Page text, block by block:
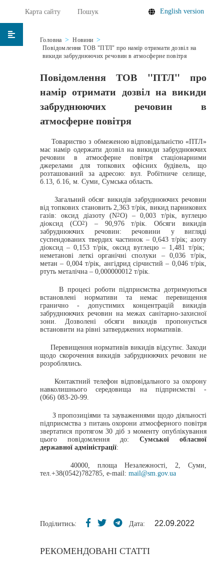
Карта сайту Пошук English version
Головна
Новини
Повідомлення ТОВ "ПТЛ" про намір отримати дозвіл на
викиди забруднюючих речовин в атмосферне повітря
Повідомлення ТОВ "ПТЛ" про
намір отримати дозвіл на викиди
забруднюючих речовин в
атмосферне повітря
Товариство з обмеженою відповідальністю «ПТЛ»
має намір одержати дозвіл на викиди забруднюючих
речовин в атмосферне повітря стаціонарними
джерелами для топкових офісних будівель, що
розташований за адресою: вул. Робітниче селище,
б.13, б.16, м. Суми, Сумська область.
Загальний обсяг викидів забруднюючих речовин
від топкових становить 2,363 т/рік, викид парникових
газів: оксид діазоту (N2O) – 0,003 т/рік, вуглецю
діоксид (СО2) – 90,976 т/рік. Обсяги викидів
забруднюючих речовин: речовини у вигляді
суспендованих твердих частинок – 0,643 т/рік; азоту
діоксид – 0,153 т/рік, оксид вуглецю – 1,481 т/рік;
неметанові леткі органічні сполуки – 0,036 т/рік,
метан – 0,004 т/рік, ангідрид сірчистий – 0,046 т/рік,
ртуть металічна – 0,000000012 т/рік.
В процесі роботи підприємства дотримуються
встановлені нормативи та немає перевищення
гранично - допустимих концентрацій викидів
забруднюючих речовин на межах санітарно-захисної
зони. Дозволені обсяги викидів пропонується
встановити на рівні затверджених нормативів.
Перевищення нормативів викидів відсутнє. Заходи
щодо скорочення викидів забруднюючих речовин не
розроблялись.
Контактний телефон відповідального за охорону
навколишнього середовища на підприємстві -
(066) 083-20-99.
З пропозиціями та зауваженнями щодо діяльності
підприємства з питань охорони атмосферного повітря
звертатися протягом 30 діб з моменту опублікування
цього повідомлення до: Сумської обласної
державної адміністрації:
40000, площа Незалежності, 2, Суми,
тел.+38(0542)782785, е-mail: mail@sm.gov.ua
Поділитись: Дата: 22.09.2022
РЕКОМЕНДОВАНІ СТАТТІ